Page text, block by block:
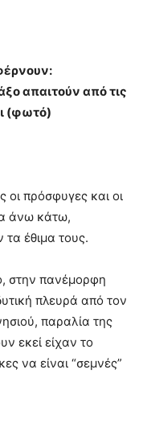
απαιτούν από τις
(φωτό)
πρόσφυγες και οι
άνω κάτω,
έθιμα τους.
στην πανέμορφη
πλευρά από τον
παραλία της
εκεί είχαν το
να είναι “σεμνές”